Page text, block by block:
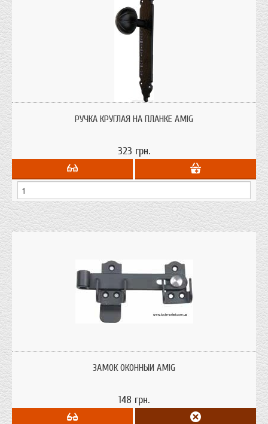
производитель - Испания;РУЧКА КРУГЛАЯ НА ПЛАНКЕ AMIG
323 грн.
черный; производитель - ИспанияЗАМОК ОКОННЫЙ AMIG
148 грн.